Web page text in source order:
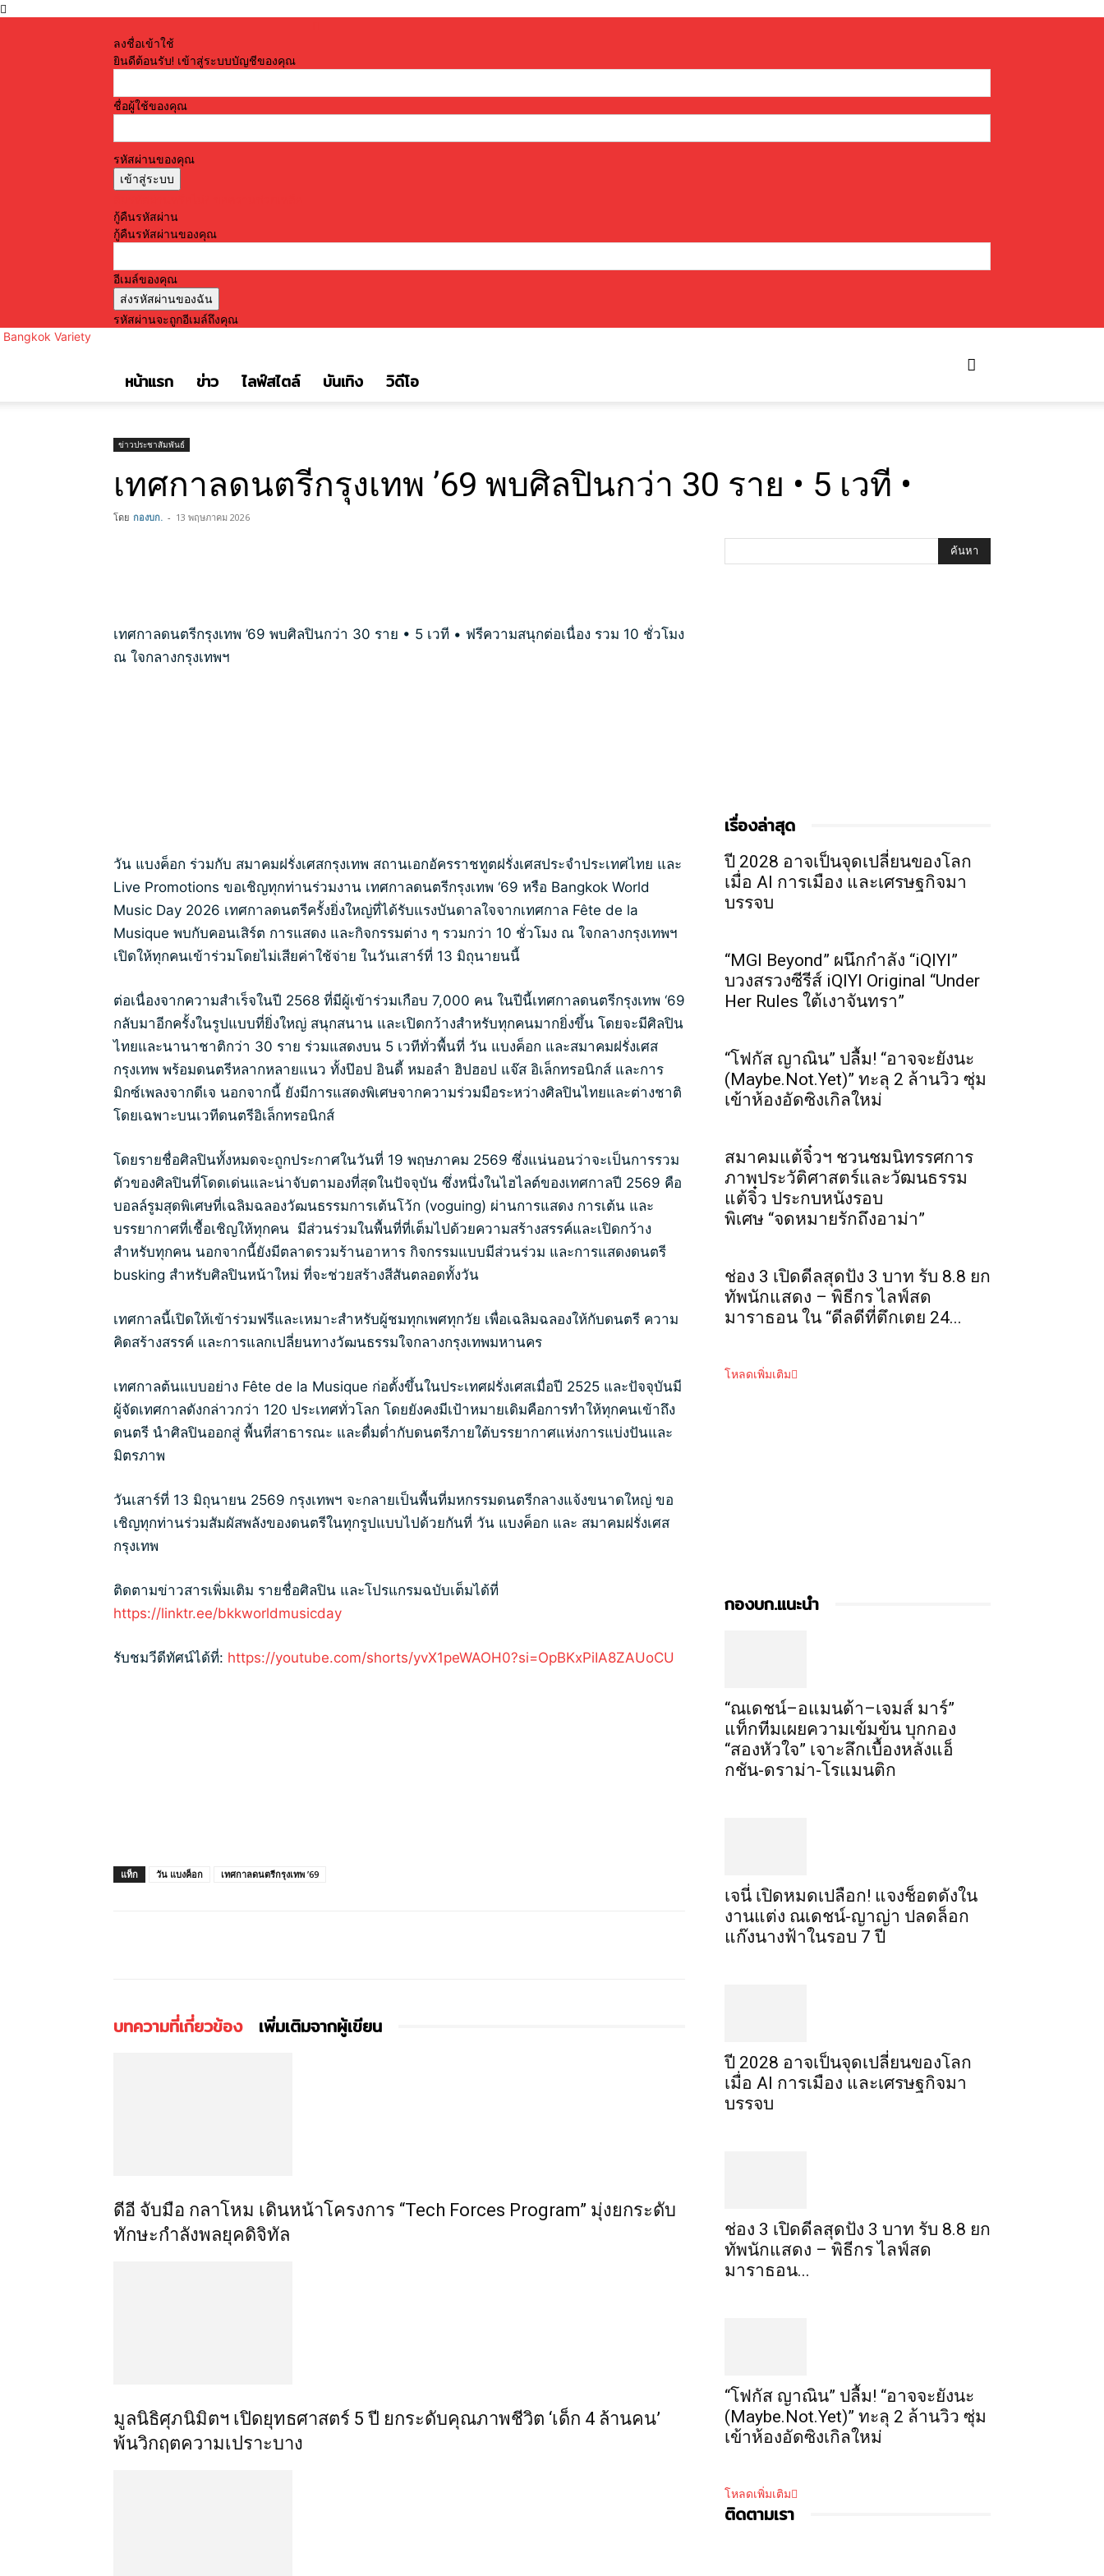
ลงชื่อเข้าใช้
ยินดีต้อนรับ! เข้าสู่ระบบบัญชีของคุณ
ชื่อผู้ใช้ของคุณ
รหัสผ่านของคุณ
กู้คืนรหัสผ่าน
กู้คืนรหัสผ่านของคุณ
อีเมล์ของคุณ
รหัสผ่านจะถูกอีเมล์ถึงคุณ
Bangkok Variety
หน้าแรก ข่าว ไลฟ์สไตล์ บันเทิง วิดีโอ
ข่าวประชาสัมพันธ์
เทศกาลดนตรีกรุงเทพ ’69 พบศิลปินกว่า 30 ราย • 5 เวที •
โดย กองบก. - 13 พฤษภาคม 2026
เทศกาลดนตรีกรุงเทพ ’69 พบศิลปินกว่า 30 ราย • 5 เวที • ฟรีความสนุกต่อเนื่อง รวม 10 ชั่วโมง
ณ ใจกลางกรุงเทพฯ
วัน แบงค็อก ร่วมกับ สมาคมฝรั่งเศสกรุงเทพ สถานเอกอัครราชทูตฝรั่งเศสประจำประเทศไทย และ
Live Promotions ขอเชิญทุกท่านร่วมงาน เทศกาลดนตรีกรุงเทพ ‘69 หรือ Bangkok World
Music Day 2026 เทศกาลดนตรีครั้งยิ่งใหญ่ที่ได้รับแรงบันดาลใจจากเทศกาล Fête de la
Musique พบกับคอนเสิร์ต การแสดง และกิจกรรมต่าง ๆ รวมกว่า 10 ชั่วโมง ณ ใจกลางกรุงเทพฯ
เปิดให้ทุกคนเข้าร่วมโดยไม่เสียค่าใช้จ่าย ในวันเสาร์ที่ 13 มิถุนายนนี้
ต่อเนื่องจากความสำเร็จในปี 2568 ที่มีผู้เข้าร่วมเกือบ 7,000 คน ในปีนี้เทศกาลดนตรีกรุงเทพ ‘69
กลับมาอีกครั้งในรูปแบบที่ยิ่งใหญ่ สนุกสนาน และเปิดกว้างสำหรับทุกคนมากยิ่งขึ้น โดยจะมีศิลปิน
ไทยและนานาชาติกว่า 30 ราย ร่วมแสดงบน 5 เวทีทั่วพื้นที่ วัน แบงค็อก และสมาคมฝรั่งเศส
กรุงเทพ พร้อมดนตรีหลากหลายแนว ทั้งป๊อป อินดี้ หมอลำ ฮิปฮอป แจ๊ส อิเล็กทรอนิกส์ และการ
มิกซ์เพลงจากดีเจ นอกจากนี้ ยังมีการแสดงพิเศษจากความร่วมมือระหว่างศิลปินไทยและต่างชาติ
โดยเฉพาะบนเวทีดนตรีอิเล็กทรอนิกส์
โดยรายชื่อศิลปินทั้งหมดจะถูกประกาศในวันที่ 19 พฤษภาคม 2569 ซึ่งแน่นอนว่าจะเป็นการรวม
ตัวของศิลปินที่โดดเด่นและน่าจับตามองที่สุดในปัจจุบัน ซึ่งหนึ่งในไฮไลต์ของเทศกาลปี 2569 คือ
บอลล์รูมสุดพิเศษที่เฉลิมฉลองวัฒนธรรมการเต้นโว้ก (voguing) ผ่านการแสดง การเต้น และ
บรรยากาศที่เชื้อเชิญให้ทุกคน มีส่วนร่วมในพื้นที่ที่เต็มไปด้วยความสร้างสรรค์และเปิดกว้าง
สำหรับทุกคน นอกจากนี้ยังมีตลาดรวมร้านอาหาร กิจกรรมแบบมีส่วนร่วม และการแสดงดนตรี
busking สำหรับศิลปินหน้าใหม่ ที่จะช่วยสร้างสีสันตลอดทั้งวัน
เทศกาลนี้เปิดให้เข้าร่วมฟรีและเหมาะสำหรับผู้ชมทุกเพศทุกวัย เพื่อเฉลิมฉลองให้กับดนตรี ความ
คิดสร้างสรรค์ และการแลกเปลี่ยนทางวัฒนธรรมใจกลางกรุงเทพมหานคร
เทศกาลต้นแบบอย่าง Fête de la Musique ก่อตั้งขึ้นในประเทศฝรั่งเศสเมื่อปี 2525 และปัจจุบันมี
ผู้จัดเทศกาลดังกล่าวกว่า 120 ประเทศทั่วโลก โดยยังคงมีเป้าหมายเดิมคือการทำให้ทุกคนเข้าถึง
ดนตรี นำศิลปินออกสู่ พื้นที่สาธารณะ และดื่มด่ำกับดนตรีภายใต้บรรยากาศแห่งการแบ่งปันและ
มิตรภาพ
วันเสาร์ที่ 13 มิถุนายน 2569 กรุงเทพฯ จะกลายเป็นพื้นที่มหกรรมดนตรีกลางแจ้งขนาดใหญ่ ขอ
เชิญทุกท่านร่วมสัมผัสพลังของดนตรีในทุกรูปแบบไปด้วยกันที่ วัน แบงค็อก และ สมาคมฝรั่งเศส
กรุงเทพ
ติดตามข่าวสารเพิ่มเติม รายชื่อศิลปิน และโปรแกรมฉบับเต็มได้ที่
https://linktr.ee/bkkworldmusicday
รับชมวีดีทัศน์ได้ที่: https://youtube.com/shorts/yvX1peWAOH0?si=OpBKxPiIA8ZAUoCU
แท็ก วัน แบงค็อก เทศกาลดนตรีกรุงเทพ ’69
บทความที่เกี่ยวข้อง เพิ่มเติมจากผู้เขียน
ดีอี จับมือ กลาโหม เดินหน้าโครงการ “Tech Forces Program” มุ่งยกระดับ
ทักษะกำลังพลยุคดิจิทัล
มูลนิธิศุภนิมิตฯ เปิดยุทธศาสตร์ 5 ปี ยกระดับคุณภาพชีวิต ‘เด็ก 4 ล้านคน’
พ้นวิกฤตความเปราะบาง
เรื่องล่าสุด
ปี 2028 อาจเป็นจุดเปลี่ยนของโลก
เมื่อ AI การเมือง และเศรษฐกิจมา
บรรจบ
“MGI Beyond” ผนึกกำลัง “iQIYI”
บวงสรวงซีรีส์ iQIYI Original “Under
Her Rules ใต้เงาจันทรา”
“โฟกัส ญาณิน” ปลื้ม! “อาจจะยังนะ
(Maybe.Not.Yet)” ทะลุ 2 ล้านวิว ซุ่ม
เข้าห้องอัดซิงเกิลใหม่
สมาคมแต้จิ๋วฯ ชวนชมนิทรรศการ
ภาพประวัติศาสตร์และวัฒนธรรม
แต้จิ๋ว ประกบหนังรอบ
พิเศษ “จดหมายรักถึงอาม่า”
ช่อง 3 เปิดดีลสุดปัง 3 บาท รับ 8.8 ยก
ทัพนักแสดง – พิธีกร ไลฟ์สด
มาราธอน ใน “ดีลดีที่ตึกเตย 24...
โหลดเพิ่มเติม
กองบก.แนะนำ
“ณเดชน์–อแมนด้า–เจมส์ มาร์”
แท็กทีมเผยความเข้มข้น บุกกอง
“สองหัวใจ” เจาะลึกเบื้องหลังแอ็
กชัน-ดราม่า-โรแมนติก
เจนี่ เปิดหมดเปลือก! แจงช็อตดังใน
งานแต่ง ณเดชน์-ญาญ่า ปลดล็อก
แก๊งนางฟ้าในรอบ 7 ปี
ปี 2028 อาจเป็นจุดเปลี่ยนของโลก
เมื่อ AI การเมือง และเศรษฐกิจมา
บรรจบ
ช่อง 3 เปิดดีลสุดปัง 3 บาท รับ 8.8 ยก
ทัพนักแสดง – พิธีกร ไลฟ์สด
มาราธอน...
“โฟกัส ญาณิน” ปลื้ม! “อาจจะยังนะ
(Maybe.Not.Yet)” ทะลุ 2 ล้านวิว ซุ่ม
เข้าห้องอัดซิงเกิลใหม่
โหลดเพิ่มเติม
ติดตามเรา